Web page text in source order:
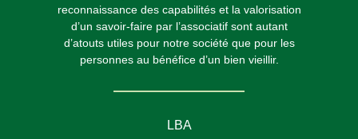
reconnaissance des capabilités et la valorisation
d’un savoir-faire par l’associatif sont autant
d’atouts utiles pour notre société que pour les
personnes au bénéfice d’un bien vieillir.
LBA